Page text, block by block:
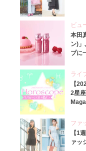
ビュ
本田
ン)
プに
ライ
【
2星
ファ
【1
ァッ